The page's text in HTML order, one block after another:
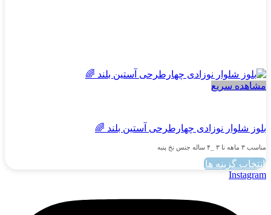
مشاهده سریع
بلوز شلوار نوزادی چهارطرحی آستین بلند 🌈
مناسب ۳ ماهه نا ۳ _۴ ساله جنس نخ پنبه
انتخاب گزینه ها
این
Instagram